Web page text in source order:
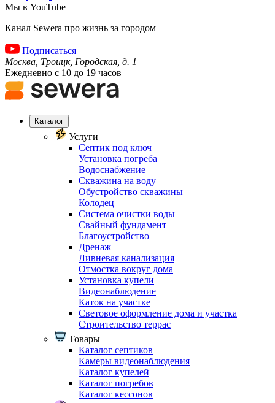
Мы в YouTube
Канал Sewera про жизнь за городом
Подписаться
Москва, Троицк, Городская, д. 1
Ежедневно с 10 до 19 часов
Каталог
Услуги
Септик под ключ
Установка погреба
Водоснабжение
Скважина на воду
Обустройство скважины
Колодец
Система очистки воды
Свайный фундамент
Благоустройство
Дренаж
Ливневая канализация
Отмостка вокруг дома
Установка купели
Видеонаблюдение
Каток на участке
Световое оформление дома и участка
Строительство террас
Товары
Каталог септиков
Камеры видеонаблюдения
Каталог купелей
Каталог погребов
Каталог кессонов